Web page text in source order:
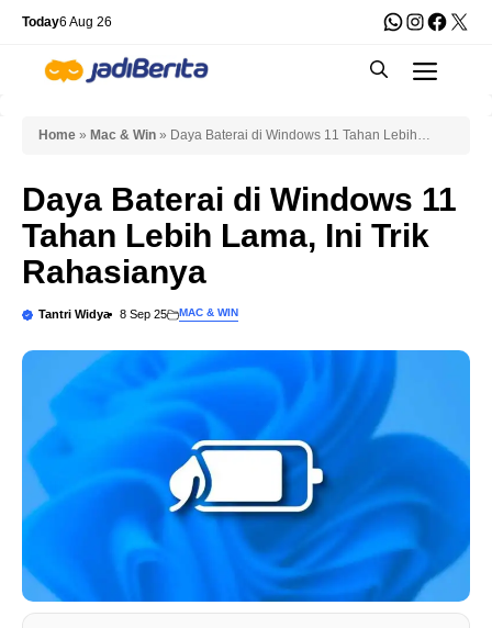
Skip
content
Today6 Aug 26 WhatsApp
X
Home » Mac & Win » Daya Baterai di Windows 11 Tahan Lebih
Daya Baterai di Windows 11
Tahan Lebih Lama, Ini Trik
Rahasianya
Tantri Widya 8 Sep 25 MAC & WIN